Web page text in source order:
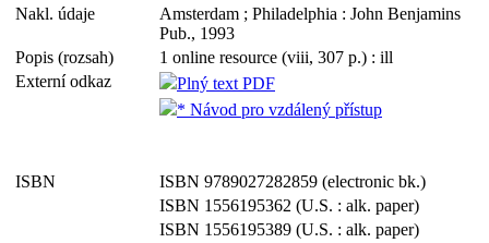
Nakl. údaje
Amsterdam ; Philadelphia : John Benjamins
Pub., 1993
Popis (rozsah)
1 online resource (viii, 307 p.) : ill
Externí odkaz
Plný text PDF
* Návod pro vzdálený přístup
ISBN
ISBN 9789027282859 (electronic bk.)
ISBN 1556195362 (U.S. : alk. paper)
ISBN 1556195389 (U.S. : alk. paper)